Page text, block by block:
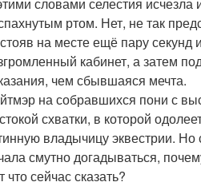
ртом. Нет, не так
на месте ещё пару секунд
кабинет, а затем
чем сбывшаяся мечта.
на собравшихся пони с
схватки, в которой
владычицу эквестрии.
смутно догадываться,
что сейчас сказать?